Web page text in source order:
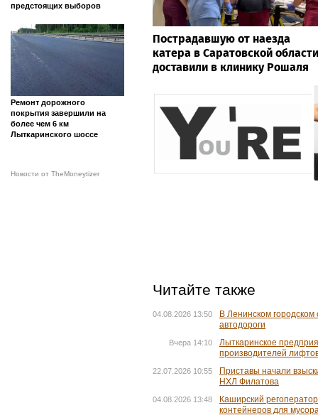
предстоящих выборов
Ремонт дорожного
покрытия завершили на
более чем 6 км
Лыткаринского шоссе
Новости от TheMoneytizer
Пострадавшую от наезда
катера в Саратовской области
доставили в клинику Рошаля
Читайте также
04.08.2026 13:50
В Ленинском
автодороги
Вчера 14:10
Лыткаринское
производителей
22.07.2026 10:55
Приставы начали
НХЛ Филатова
04.08.2026 13:48
Каширский
контейнеров для